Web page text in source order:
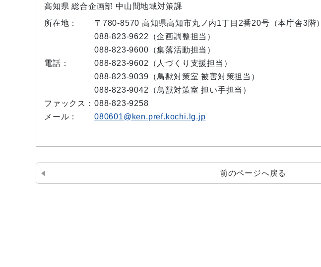
高知県 総合企画部 中山間地域対策課
所在地：
〒780-8570 高知県高知市丸ノ内1丁目2番20号（本庁舎3階）
電話：
088-823-9622（企画調整担当）
088-823-9600（集落活動担当）
088-823-9602（人づくり支援担当）
088-823-9039（鳥獣対策室 被害対策担当）
088-823-9042（鳥獣対策室 担い手担当）
ファックス： 088-823-9258
メール：
080601@ken.pref.kochi.lg.jp
前のページへ戻る